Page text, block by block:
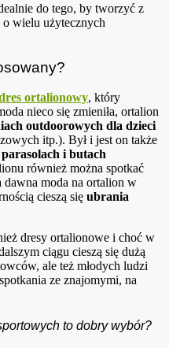
do tego, by tworzyć z
wielu użytecznych
ortalionowy, który
nieco się zmieniła, ortalion
outdoorowych dla dzieci
itp.). Był i jest on także
parasolach i butach
również można spotkać
dawna moda na ortalion w
cieszą się ubrania
dresy ortalionowe i choć w
ciągu cieszą się dużą
ale też młodych ludzi
ze znajomymi, na
to dobry wybór?